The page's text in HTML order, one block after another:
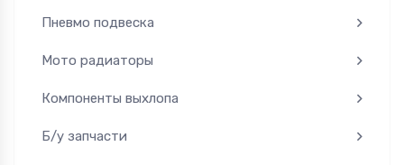
Пневмо подвеска
Мото радиаторы
Компоненты выхлопа
Б/у запчасти